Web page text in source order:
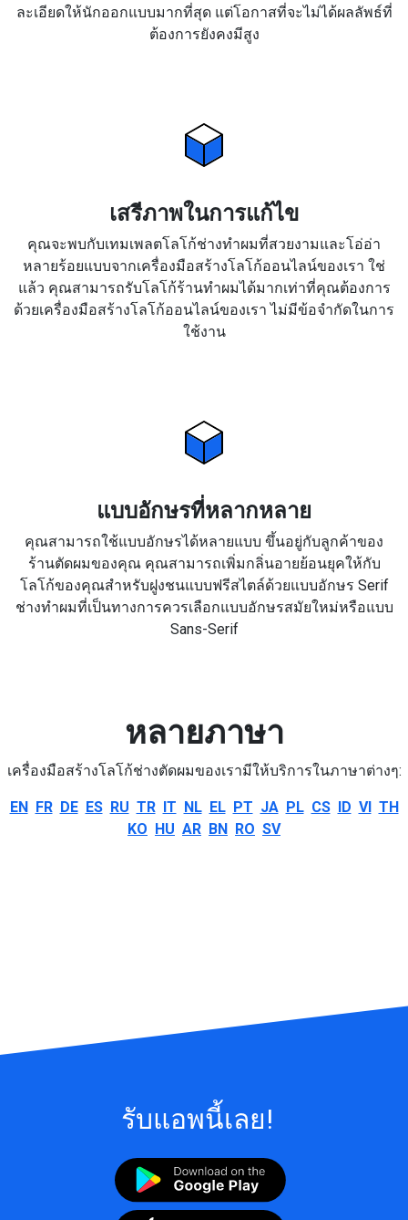
ละเอียดให้นักออกแบบมากที่สุด แต่โอกาสที่จะไม่ได้ผลลัพธ์ที่
ต้องการยังคงมีสูง
เสรีภาพในการแก้ไข
คุณจะพบกับเทมเพลตโลโก้ช่างทำผมที่สวยงามและโอ่อ่า
หลายร้อยแบบจากเครื่องมือสร้างโลโก้ออนไลน์ของเรา ใช่
แล้ว คุณสามารถรับโลโก้ร้านทำผมได้มากเท่าที่คุณต้องการ
ด้วยเครื่องมือสร้างโลโก้ออนไลน์ของเรา ไม่มีข้อจำกัดในการ
ใช้งาน
แบบอักษรที่หลากหลาย
คุณสามารถใช้แบบอักษรได้หลายแบบ ขึ้นอยู่กับลูกค้าของ
ร้านตัดผมของคุณ คุณสามารถเพิ่มกลิ่นอายย้อนยุคให้กับ
โลโก้ของคุณสำหรับฝูงชนแบบฟรีสไตล์ด้วยแบบอักษร Serif
ช่างทำผมที่เป็นทางการควรเลือกแบบอักษรสมัยใหม่หรือแบบ
Sans-Serif
หลายภาษา
เครื่องมือสร้างโลโก้ช่างตัดผมของเรามีให้บริการในภาษาต่างๆ:
EN FR DE ES RU TR IT NL EL PT JA PL CS ID VI TH
KO HU AR BN RO SV
รับแอพนี้เลย!